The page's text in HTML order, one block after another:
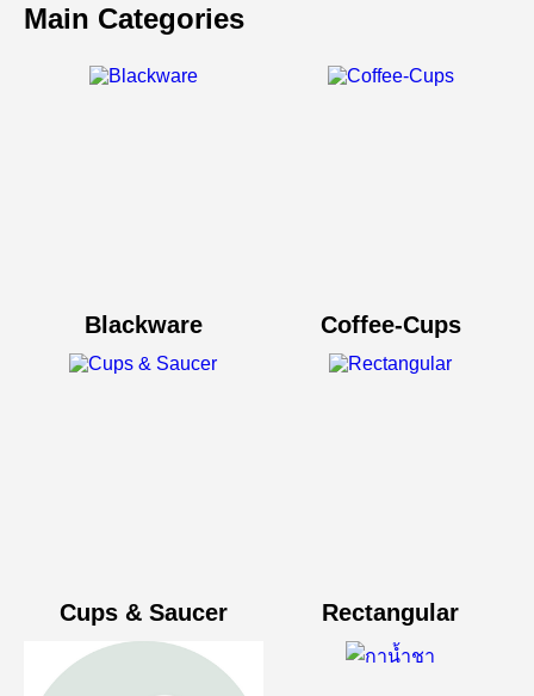
Main Categories
Blackware Coffee-Cups
Cups & Saucer Rectangular